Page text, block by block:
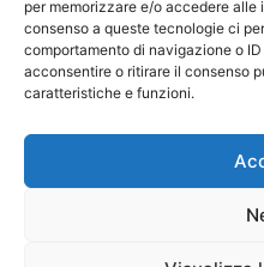
per memorizzare e/o accedere alle
consenso a queste tecnologie ci
comportamento di navigazione o
acconsentire o ritirare il consenso
caratteristiche e funzioni.
COOKIE POLICY (UE)
Sede legale in Via Alessio